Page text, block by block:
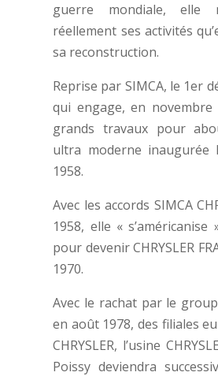
guerre mondiale, elle
réellement ses activités
sa reconstruction.
Reprise par SIMCA, le 1er
qui engage, en novembre
grands travaux pour
ultra moderne inaugurée
1958.
Avec les accords SIMCA
1958, elle «
pour devenir CHRYSLER
1970.
Avec le rachat par le
en août 1978, des filiales
CHRYSLER, l’usine
Poissy deviendra